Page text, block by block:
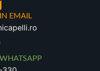
EMAIL